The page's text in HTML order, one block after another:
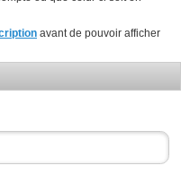
avant de pouvoir afficher